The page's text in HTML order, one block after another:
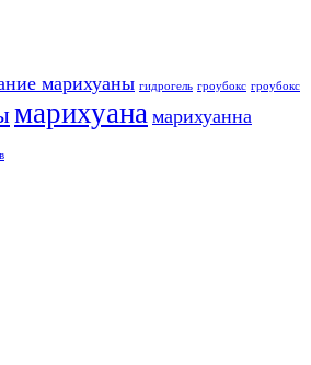
марихуаны гидрогель гроубокс гроубокс
марихуана марихуанна